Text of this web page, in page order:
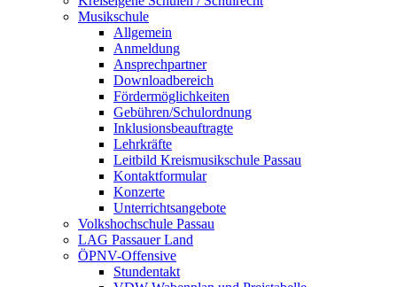
Musikschule
Allgemein
Anmeldung
Ansprechpartner
Downloadbereich
Fördermöglichkeiten
Gebühren/Schulordnung
Inklusionsbeauftragte
Lehrkräfte
Leitbild Kreismusikschule Passau
Kontaktformular
Konzerte
Unterrichtsangebote
Volkshochschule Passau
LAG Passauer Land
ÖPNV-Offensive
Stundentakt